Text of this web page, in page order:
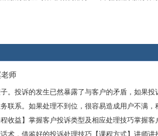
师
。投诉的发生已然暴露了与客户的矛盾，如果
联系。如果处理不到位，很容易造成用户不满，
收益】掌握客户投诉类型及相应处理技巧掌握
术，借鉴好的投诉处理技巧【课程方式】讲师